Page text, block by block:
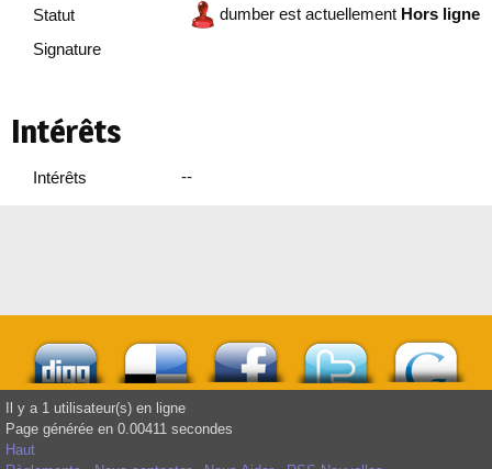
Statut dumber est actuellement Hors ligne
Signature
Intérêts
Intérêts --
Il y a 1 utilisateur(s) en ligne
Page générée en 0.00411 secondes
Haut